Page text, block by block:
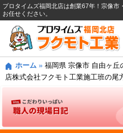
プロタイムズ福岡北店は創業67年！宗像市
お任せください。
ホーム » 福岡県 宗像市 自由ヶ丘
店株式会社フクモト工業施工班の尾